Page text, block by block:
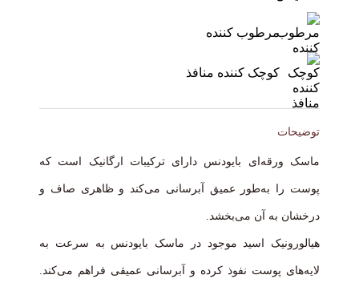
مرطوب کننده
کوچک کننده منافذ
توضیحات
ماسک ورقه‌ای بایودنس دارای ترکیبات ارگانیک است که
پوست را به‌طور عمیق آبرسانی می‌کند و ظاهری صاف و
درخشان به آن می‌بخشد.
هیالورونیک اسید موجود در ماسک بایودنس به سرعت به
لایه‌های پوست نفوذ کرده و آبرسانی عمیقی فراهم می‌کند.